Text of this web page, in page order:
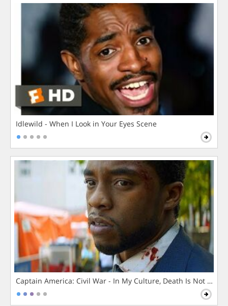
Idlewild - When I Look in Your Eyes Scene
Captain America: Civil War - In My Culture, Death Is Not The